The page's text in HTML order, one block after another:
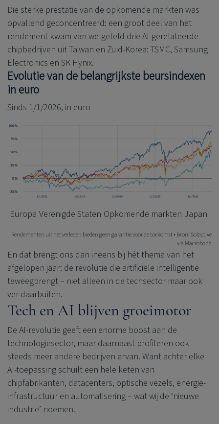
Die sterke prestatie van de opkomende markten was
opvallend geconcentreerd: een groot deel van het
rendement kwam van welgeteld drie AI-gerelateerde
chipbedrijven uit Taiwan en Zuid-Korea: TSMC, Samsung
Electronics en SK Hynix.
Evolutie van de belangrijkste beursindexen
in euro
Sinds 1/1/2026, in euro
Europa Verenigde Staten Opkomende markten Japan
Rendementen uit het verleden bieden geen garantie voor de toekomst • Bron: Solactive
via Macrobond
En dat brengt ons dan ineens bij hét thema van het
afgelopen jaar: de revolutie die artificiële intelligentie
teweegbrengt – niet alleen in de techsector maar ook
ver daarbuiten.
Tech en AI blijven groeimotor
De AI-revolutie geeft een enorme boost aan de
technologiesector, maar daarnaast profiteren ook
steeds meer andere bedrijven ervan. Want achter elke
AI-toepassing schuilt een hele keten van
chipfabrikanten, datacenters, optische vezels, energie-
infrastructuur en automatisering – wat wij de ‘nieuwe
industrie’ noemen.